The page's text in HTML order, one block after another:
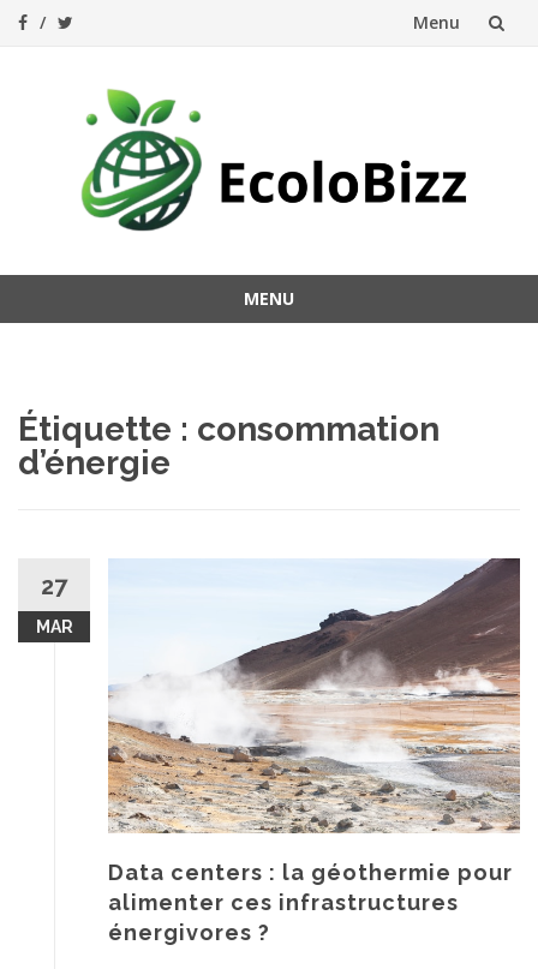
Menu
MENU
Étiquette : consommation
d’énergie
27
MAR
Data centers : la géothermie pour
alimenter ces infrastructures
énergivores ?